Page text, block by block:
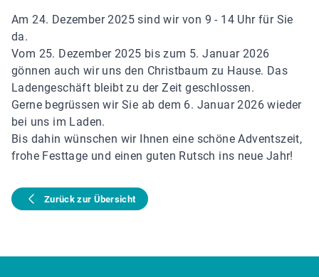
Am 24. Dezember 2025 sind wir von 9 - 14 Uhr für Sie
da.
Vom 25. Dezember 2025 bis zum 5. Januar 2026
gönnen auch wir uns den Christbaum zu Hause. Das
Ladengeschäft bleibt zu der Zeit geschlossen.
Gerne begrüssen wir Sie ab dem 6. Januar 2026 wieder
bei uns im Laden.
Bis dahin wünschen wir Ihnen eine schöne Adventszeit,
frohe Festtage und einen guten Rutsch ins neue Jahr!
Zurück zur Übersicht